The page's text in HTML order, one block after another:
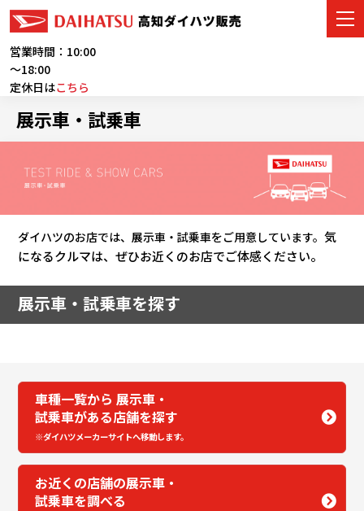
営業時間：10:00
～18:00
定休日はこちら
展示車・試乗車
ご購入者サポート
カタ
リコ
展示車・試乗車
ダイハツのお店では、展示車・試乗車をご用意しています。気
になるクルマは、ぜひお近くのお店でご体感ください。
展示車・試乗車を探す
車種一覧から 展示車・
試乗車がある店舗を探す
※ダイハツメーカーサイトへ移動します。
お近くの店舗の展示車・
試乗車を調べる